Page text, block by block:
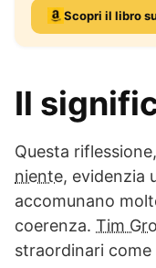
Scopri il libro
Il
Questa
niente, evidenzia
accomunano
coerenza. Tim
straordinari